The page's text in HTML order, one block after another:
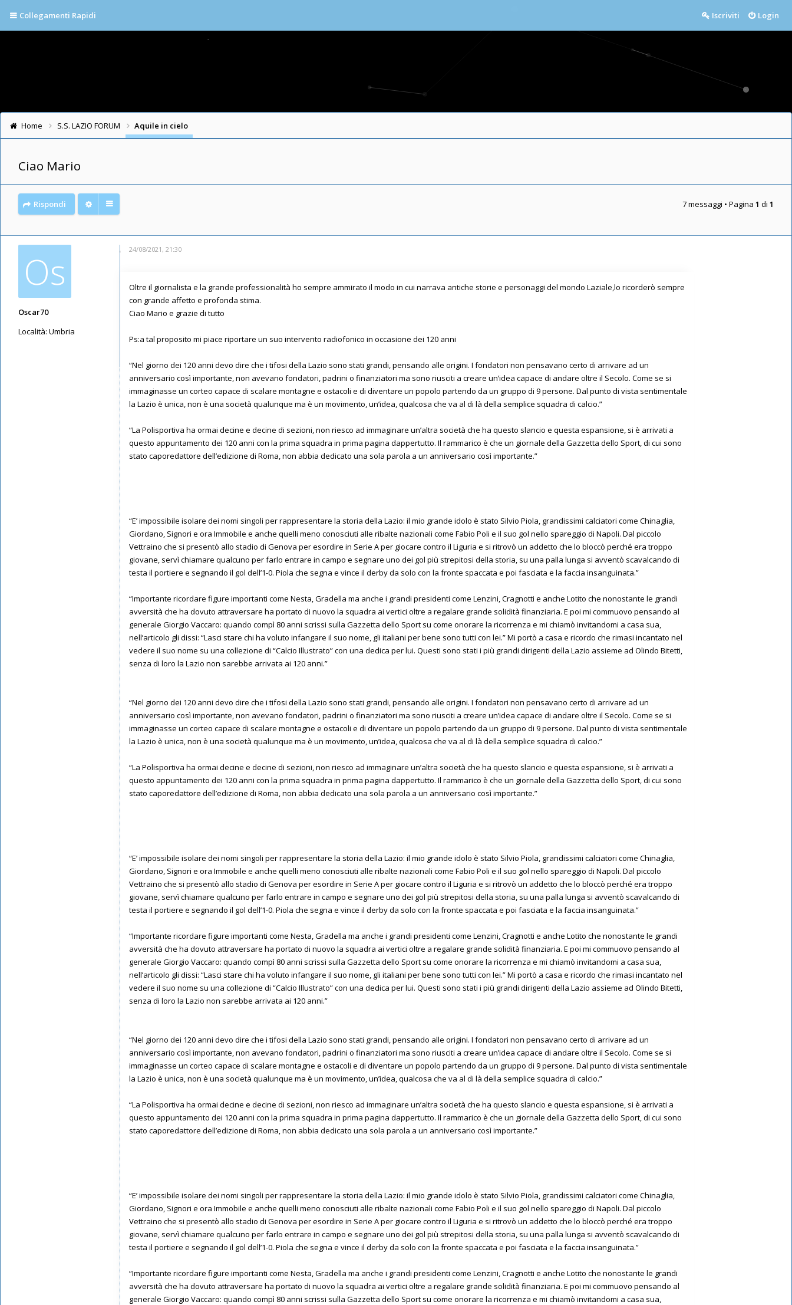
Collegamenti Rapidi Login
Iscriviti
Home S.S. LAZIO FORUM Aquile in cielo
Ciao Mario
Rispondi 7 messaggi • Pagina 1 di 1
Os
Oscar70
Località: Umbria
24/08/2021, 21:30
Oltre il giornalista e la grande professionalità ho sempre ammirato il modo in cui narrava antiche storie e personaggi del mondo Laziale,lo ricorderò sempre
con grande affetto e profonda stima.
Ciao Mario e grazie di tutto
Ps:a tal proposito mi piace riportare un suo intervento radiofonico in occasione dei 120 anni
“Nel giorno dei 120 anni devo dire che i tifosi della Lazio sono stati grandi, pensando alle origini. I fondatori non pensavano certo di arrivare ad un
anniversario così importante, non avevano fondatori, padrini o finanziatori ma sono riusciti a creare un’idea capace di andare oltre il Secolo. Come se si
immaginasse un corteo capace di scalare montagne e ostacoli e di diventare un popolo partendo da un gruppo di 9 persone. Dal punto di vista sentimentale
la Lazio è unica, non è una società qualunque ma è un movimento, un’idea, qualcosa che va al di là della semplice squadra di calcio.”
“La Polisportiva ha ormai decine e decine di sezioni, non riesco ad immaginare un’altra società che ha questo slancio e questa espansione, si è arrivati a
questo appuntamento dei 120 anni con la prima squadra in prima pagina dappertutto. Il rammarico è che un giornale della Gazzetta dello Sport, di cui sono
stato caporedattore dell’edizione di Roma, non abbia dedicato una sola parola a un anniversario così importante.”
“E’ impossibile isolare dei nomi singoli per rappresentare la storia della Lazio: il mio grande idolo è stato Silvio Piola, grandissimi calciatori come Chinaglia,
Giordano, Signori e ora Immobile e anche quelli meno conosciuti alle ribalte nazionali come Fabio Poli e il suo gol nello spareggio di Napoli. Dal piccolo
Vettraino che si presentò allo stadio di Genova per esordire in Serie A per giocare contro il Liguria e si ritrovò un addetto che lo bloccò perché era troppo
giovane, servì chiamare qualcuno per farlo entrare in campo e segnare uno dei gol più strepitosi della storia, su una palla lunga si avventò scavalcando di
testa il portiere e segnando il gol dell’1-0. Piola che segna e vince il derby da solo con la fronte spaccata e poi fasciata e la faccia insanguinata.”
“Importante ricordare figure importanti come Nesta, Gradella ma anche i grandi presidenti come Lenzini, Cragnotti e anche Lotito che nonostante le grandi
avversità che ha dovuto attraversare ha portato di nuovo la squadra ai vertici oltre a regalare grande solidità finanziaria. E poi mi commuovo pensando al
generale Giorgio Vaccaro: quando compì 80 anni scrissi sulla Gazzetta dello Sport su come onorare la ricorrenza e mi chiamò invitandomi a casa sua,
nell’articolo gli dissi: “Lasci stare chi ha voluto infangare il suo nome, gli italiani per bene sono tutti con lei.” Mi portò a casa e ricordo che rimasi incantato nel
vedere il suo nome su una collezione di “Calcio Illustrato” con una dedica per lui. Questi sono stati i più grandi dirigenti della Lazio assieme ad Olindo Bitetti,
senza di loro la Lazio non sarebbe arrivata ai 120 anni.”
“Nel giorno dei 120 anni devo dire che i tifosi della Lazio sono stati grandi, pensando alle origini. I fondatori non pensavano certo di arrivare ad un
anniversario così importante, non avevano fondatori, padrini o finanziatori ma sono riusciti a creare un’idea capace di andare oltre il Secolo. Come se si
immaginasse un corteo capace di scalare montagne e ostacoli e di diventare un popolo partendo da un gruppo di 9 persone. Dal punto di vista sentimentale
la Lazio è unica, non è una società qualunque ma è un movimento, un’idea, qualcosa che va al di là della semplice squadra di calcio.”
“La Polisportiva ha ormai decine e decine di sezioni, non riesco ad immaginare un’altra società che ha questo slancio e questa espansione, si è arrivati a
questo appuntamento dei 120 anni con la prima squadra in prima pagina dappertutto. Il rammarico è che un giornale della Gazzetta dello Sport, di cui sono
stato caporedattore dell’edizione di Roma, non abbia dedicato una sola parola a un anniversario così importante.”
“E’ impossibile isolare dei nomi singoli per rappresentare la storia della Lazio: il mio grande idolo è stato Silvio Piola, grandissimi calciatori come Chinaglia,
Giordano, Signori e ora Immobile e anche quelli meno conosciuti alle ribalte nazionali come Fabio Poli e il suo gol nello spareggio di Napoli. Dal piccolo
Vettraino che si presentò allo stadio di Genova per esordire in Serie A per giocare contro il Liguria e si ritrovò un addetto che lo bloccò perché era troppo
giovane, servì chiamare qualcuno per farlo entrare in campo e segnare uno dei gol più strepitosi della storia, su una palla lunga si avventò scavalcando di
testa il portiere e segnando il gol dell’1-0. Piola che segna e vince il derby da solo con la fronte spaccata e poi fasciata e la faccia insanguinata.”
“Importante ricordare figure importanti come Nesta, Gradella ma anche i grandi presidenti come Lenzini, Cragnotti e anche Lotito che nonostante le grandi
avversità che ha dovuto attraversare ha portato di nuovo la squadra ai vertici oltre a regalare grande solidità finanziaria. E poi mi commuovo pensando al
generale Giorgio Vaccaro: quando compì 80 anni scrissi sulla Gazzetta dello Sport su come onorare la ricorrenza e mi chiamò invitandomi a casa sua,
nell’articolo gli dissi: “Lasci stare chi ha voluto infangare il suo nome, gli italiani per bene sono tutti con lei.” Mi portò a casa e ricordo che rimasi incantato nel
vedere il suo nome su una collezione di “Calcio Illustrato” con una dedica per lui. Questi sono stati i più grandi dirigenti della Lazio assieme ad Olindo Bitetti,
senza di loro la Lazio non sarebbe arrivata ai 120 anni.”
“Nel giorno dei 120 anni devo dire che i tifosi della Lazio sono stati grandi, pensando alle origini. I fondatori non pensavano certo di arrivare ad un
anniversario così importante, non avevano fondatori, padrini o finanziatori ma sono riusciti a creare un’idea capace di andare oltre il Secolo. Come se si
immaginasse un corteo capace di scalare montagne e ostacoli e di diventare un popolo partendo da un gruppo di 9 persone. Dal punto di vista sentimentale
la Lazio è unica, non è una società qualunque ma è un movimento, un’idea, qualcosa che va al di là della semplice squadra di calcio.”
“La Polisportiva ha ormai decine e decine di sezioni, non riesco ad immaginare un’altra società che ha questo slancio e questa espansione, si è arrivati a
questo appuntamento dei 120 anni con la prima squadra in prima pagina dappertutto. Il rammarico è che un giornale della Gazzetta dello Sport, di cui sono
stato caporedattore dell’edizione di Roma, non abbia dedicato una sola parola a un anniversario così importante.”
“E’ impossibile isolare dei nomi singoli per rappresentare la storia della Lazio: il mio grande idolo è stato Silvio Piola, grandissimi calciatori come Chinaglia,
Giordano, Signori e ora Immobile e anche quelli meno conosciuti alle ribalte nazionali come Fabio Poli e il suo gol nello spareggio di Napoli. Dal piccolo
Vettraino che si presentò allo stadio di Genova per esordire in Serie A per giocare contro il Liguria e si ritrovò un addetto che lo bloccò perché era troppo
giovane, servì chiamare qualcuno per farlo entrare in campo e segnare uno dei gol più strepitosi della storia, su una palla lunga si avventò scavalcando di
testa il portiere e segnando il gol dell’1-0. Piola che segna e vince il derby da solo con la fronte spaccata e poi fasciata e la faccia insanguinata.”
“Importante ricordare figure importanti come Nesta, Gradella ma anche i grandi presidenti come Lenzini, Cragnotti e anche Lotito che nonostante le grandi
avversità che ha dovuto attraversare ha portato di nuovo la squadra ai vertici oltre a regalare grande solidità finanziaria. E poi mi commuovo pensando al
generale Giorgio Vaccaro: quando compì 80 anni scrissi sulla Gazzetta dello Sport su come onorare la ricorrenza e mi chiamò invitandomi a casa sua,